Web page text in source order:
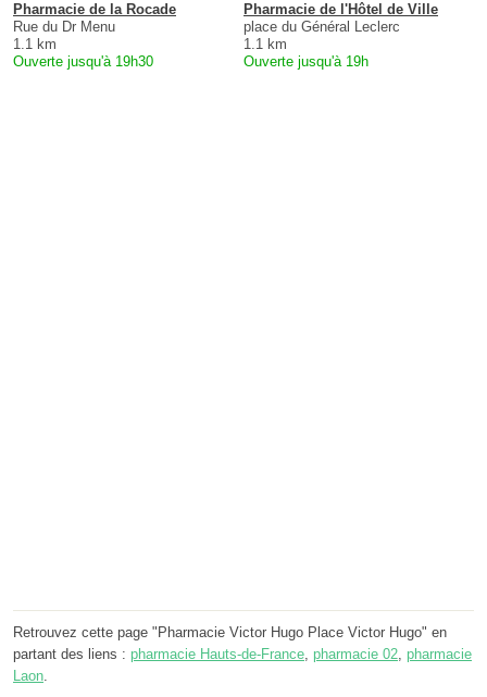
Pharmacie de la Rocade
Rue du Dr Menu
1.1 km
Ouverte jusqu'à 19h30
Pharmacie de l'Hôtel de Ville
place du Général Leclerc
1.1 km
Ouverte jusqu'à 19h
Retrouvez cette page "Pharmacie Victor Hugo Place Victor Hugo" en
partant des liens : pharmacie Hauts-de-France, pharmacie 02, pharmacie
Laon.